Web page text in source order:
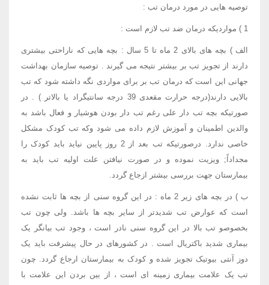
توصیه هایی در مورد درمان تب :
1 ) مواردیکه درمان ضد تب لازم است :
الف ) بچه های بالای 2 ماه تا 5 سال : بچه هایی که ناراحتی بیشتری
دارند از تجویز تب بر بیشتر نتیجه می گیرند . توصیه سازمان بهداشت
جهانی این است که درمان تب بر برای مواردی نگه داشته شود که تب
بالایی دارند(درجه حرارت مقعدی 39 درجه سانتیگراد یا بالاتر ) . در
صورتیکه بچه تب دار علی رغم تب دار بودن هوشیار و فعال باشد به
والدین اطمینان و آموزش لازم داده می شود وکه تب کودک مشکل
خاصی ندارد. درصورتیکه تب بعد از 2 روز پایین نیاید باید کودک را
مجداداً; ویزیت نموده و در صورت نیافتن علت اولیه تب باید به
بیمارستان جهت بررسی بیشتر ازجاع گردد.
ب ) در بچه های زیر 2 ماه : در این گروه سنی از بچه ها ثابت نشده
است که عوارض تب شدیدتر از سایر بچه ها باشد. ولی چون تب
بخصوصو تب بالا در این گروه سنی نادر است ، وجود تب بیانگر یک
بیماری شدید باکتریال است . در کشورهای در حال پیشرفت باید یک
دوز آنتی بیوتیک تجویز شده و کودک به بیمارستان ارجاع گردد. چون
تب یک علامت بیماری زمینه ای است ، از بین بردن این علامت با